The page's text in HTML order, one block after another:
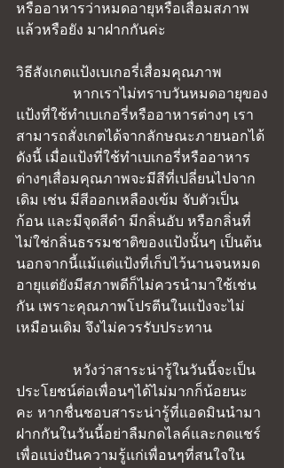
หรืออาหารว่าหมดอายุหรือเสื่อมสภาพ
แล้วหรือยัง มาฝากกันค่ะ
วิธีสังเกตแป้งเบเกอรี่เสื่อมคุณภาพ
แป้งที่ใช้ทำเบเกอรี่หรืออาหารต่างๆ เรา
สามารถสั่งเกตได้จากลักษณะภายนอกได้
ดังนี้ เมื่อแป้งที่ใช้ทำเบเกอรี่หรืออาหาร
ต่างๆเสื่อมคุณภาพจะมีสีที่เปลี่ยนไปจาก
เดิม เช่น มีสีออกเหลืองเข้ม จับตัวเป็น
ก้อน และมีจุดสีดำ มีกลิ่นอับ หรือกลิ่นที่
ไม่ใช่กลิ่นธรรมชาติของแป้งนั้นๆ เป็นต้น
นอกจากนี้แม้แต่แป้งที่เก็บไว้นานจนหมด
อายุแต่ยังมีสภาพดีก็ไม่ควรนำมาใช้เช่น
กัน เพราะคุณภาพโปรตีนในแป้งจะไม่
เหมือนเดิม จึงไม่ควรรับประทาน
ประโยชน์ต่อเพื่อนๆได้ไม่มากก็น้อยนะ
คะ หากชื่นชอบสาระน่ารู้ที่แอดมินนำมา
ฝากกันในวันนี้อย่าลืมกดไลค์และกดแชร์
เพื่อแบ่งปันความรู้แก่เพื่อนๆที่สนใจใน